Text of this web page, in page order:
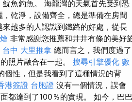
魚釣魚。 海龍灣的天氣首先受到恐
乾淨，設備齊全，總是準備在房間
越多的人認識到鐵路的好處，從長
非常感謝您推薦和井井有條的美好
台中 大里推拿 總而言之，我們度過了
照片融合在一起。 搜尋引擎優化 數
性，但是我看到了這種情況的背
港簽證 台胞證 沒有一個情況，誤會
都達到了100％的實現。 如今，巴巴